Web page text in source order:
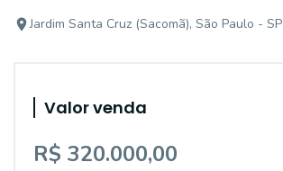
Jardim Santa Cruz (Sacomã), São Paulo - SP
Valor venda
R$ 320.000,00